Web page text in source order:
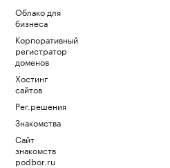
Облако для
бизнеса
Корпоративный
регистратор
доменов
Хостинг
сайтов
Рег.решения
Знакомства
Сайт
знакомств
podbor.ru